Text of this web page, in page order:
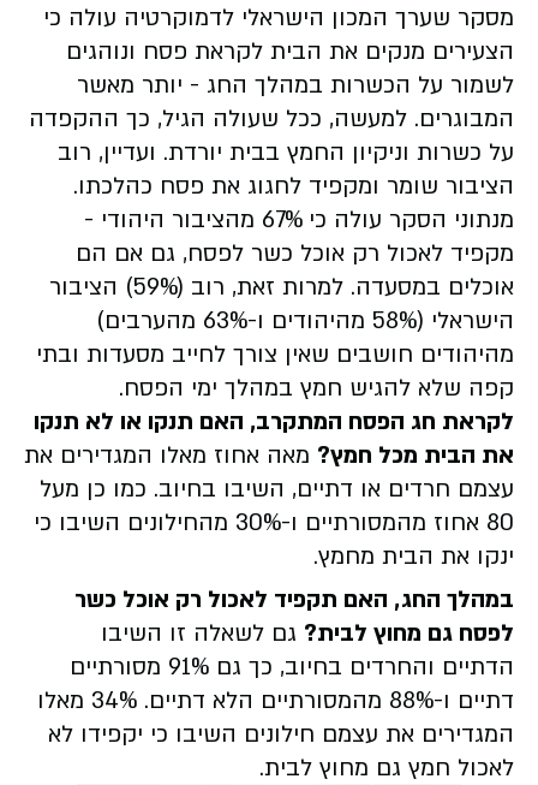
מסקר שערך המכון הישראלי לדמוקרטיה עולה כי
הצעירים מנקים את הבית לקראת פסח ונוהגים
לשמור על הכשרות במהלך החג - יותר מאשר
המבוגרים. למעשה, ככל שעולה הגיל, כך ההקפדה
על כשרות וניקיון החמץ בבית יורדת. ועדיין, רוב
הציבור שומר ומקפיד לחגוג את פסח כהלכתו.
מנתוני הסקר עולה כי 67% מהציבור היהודי -
מקפיד לאכול רק אוכל כשר לפסח, גם אם הם
אוכלים במסעדה. למרות זאת, רוב (59%) הציבור
הישראלי (58% מהיהודים ו-63% מהערבים)
מהיהודים חושבים שאין צורך לחייב מסעדות ובתי
קפה שלא להגיש חמץ במהלך ימי הפסח.
לקראת חג הפסח המתקרב, האם תנקו או לא תנקו
את הבית מכל חמץ? מאה אחוז מאלו המגדירים את
עצמם חרדים או דתיים, השיבו בחיוב. כמו כן מעל
80 אחוז מהמסורתיים ו-30% מהחילונים השיבו כי
ינקו את הבית מחמץ.
במהלך החג, האם תקפיד לאכול רק אוכל כשר
לפסח גם מחוץ לבית? גם לשאלה זו השיבו
הדתיים והחרדים בחיוב, כך גם 91% מסורתיים
דתיים ו-88% מהמסורתיים הלא דתיים. 34% מאלו
המגדירים את עצמם חילונים השיבו כי יקפידו לא
לאכול חמץ גם מחוץ לבית.